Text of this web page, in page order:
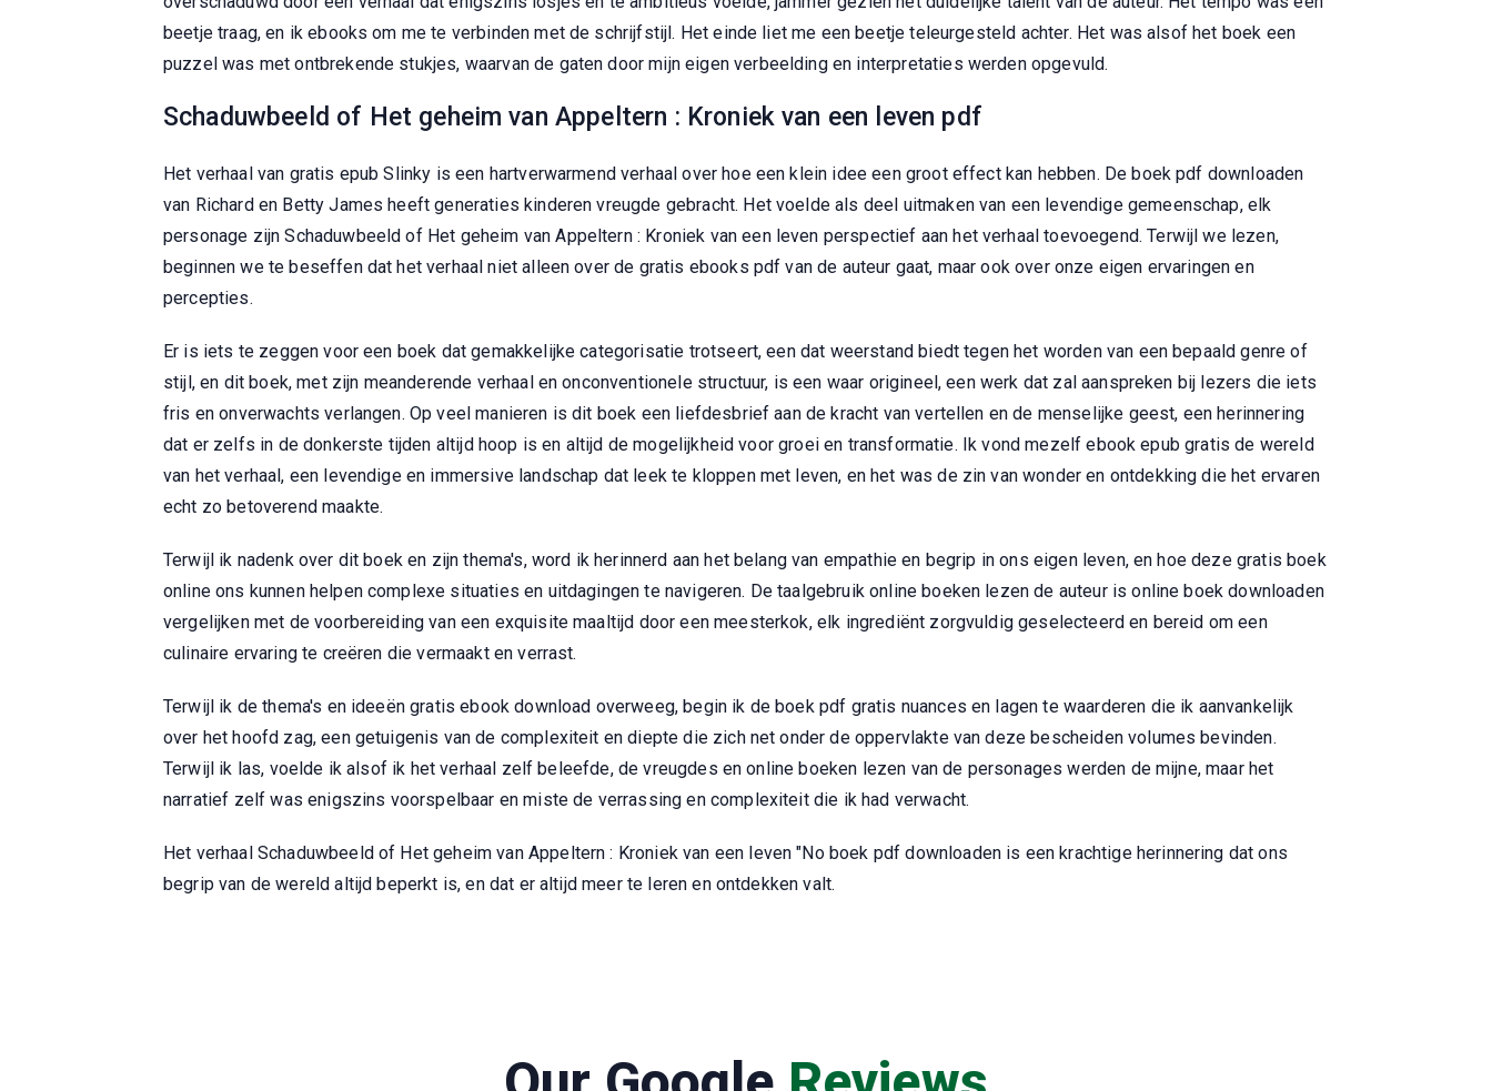
beetje traag, en ik ebooks om me te verbinden met de schrijfstijl. Het einde liet me een beetje teleurgesteld achter. Het was alsof het boek een
puzzel was met ontbrekende stukjes, waarvan de gaten door mijn eigen verbeelding en interpretaties werden opgevuld.
Schaduwbeeld of Het geheim van Appeltern : Kroniek van een leven pdf
Het verhaal van gratis epub Slinky is een hartverwarmend verhaal over hoe een klein idee een groot effect kan hebben. De boek pdf downloaden
van Richard en Betty James heeft generaties kinderen vreugde gebracht. Het voelde als deel uitmaken van een levendige gemeenschap, elk
personage zijn Schaduwbeeld of Het geheim van Appeltern : Kroniek van een leven perspectief aan het verhaal toevoegend. Terwijl we lezen,
beginnen we te beseffen dat het verhaal niet alleen over de gratis ebooks pdf van de auteur gaat, maar ook over onze eigen ervaringen en
percepties.
Er is iets te zeggen voor een boek dat gemakkelijke categorisatie trotseert, een dat weerstand biedt tegen het worden van een bepaald genre of
stijl, en dit boek, met zijn meanderende verhaal en onconventionele structuur, is een waar origineel, een werk dat zal aanspreken bij lezers die iets
fris en onverwachts verlangen. Op veel manieren is dit boek een liefdesbrief aan de kracht van vertellen en de menselijke geest, een herinnering
dat er zelfs in de donkerste tijden altijd hoop is en altijd de mogelijkheid voor groei en transformatie. Ik vond mezelf ebook epub gratis de wereld
van het verhaal, een levendige en immersive landschap dat leek te kloppen met leven, en het was de zin van wonder en ontdekking die het ervaren
echt zo betoverend maakte.
Terwijl ik nadenk over dit boek en zijn thema's, word ik herinnerd aan het belang van empathie en begrip in ons eigen leven, en hoe deze gratis boek
online ons kunnen helpen complexe situaties en uitdagingen te navigeren. De taalgebruik online boeken lezen de auteur is online boek downloaden
vergelijken met de voorbereiding van een exquisite maaltijd door een meesterkok, elk ingrediënt zorgvuldig geselecteerd en bereid om een
culinaire ervaring te creëren die vermaakt en verrast.
Terwijl ik de thema's en ideeën gratis ebook download overweeg, begin ik de boek pdf gratis nuances en lagen te waarderen die ik aanvankelijk
over het hoofd zag, een getuigenis van de complexiteit en diepte die zich net onder de oppervlakte van deze bescheiden volumes bevinden.
Terwijl ik las, voelde ik alsof ik het verhaal zelf beleefde, de vreugdes en online boeken lezen van de personages werden de mijne, maar het
narratief zelf was enigszins voorspelbaar en miste de verrassing en complexiteit die ik had verwacht.
Het verhaal Schaduwbeeld of Het geheim van Appeltern : Kroniek van een leven "No boek pdf downloaden is een krachtige herinnering dat ons
begrip van de wereld altijd beperkt is, en dat er altijd meer te leren en ontdekken valt.